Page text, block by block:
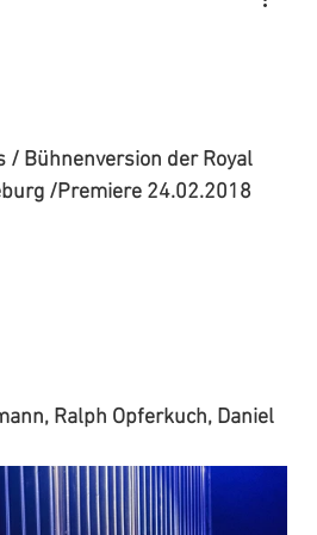
/ Bühnenversion der Royal
/Premiere 24.02.2018
Ralph Opferkuch, Daniel